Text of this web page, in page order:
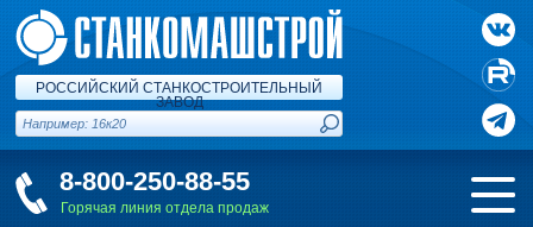
РОССИЙСКИЙ СТАНКОСТРОИТЕЛЬНЫЙ
ЗАВОД
8-800-250-88-55
Горячая линия отдела продаж